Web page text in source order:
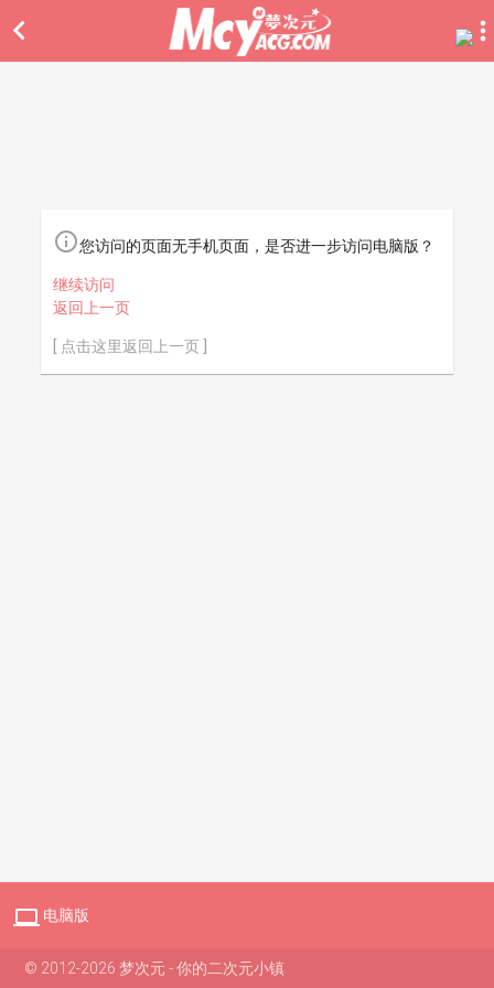

您访问的页面无手机页面，是否进一步访问电脑版？
继续访问
返回上一页
[ 点击这里返回上一页 ]
 电脑版
© 2012-2026 梦次元 - 你的二次元小镇